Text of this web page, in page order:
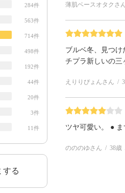
284件
563件
714件
498件
192件
44件
20件
3件
11件
する
薄肌ベースオタクさ
ブルベ冬、見つ
チプラ新しいの三
えりりぴょんさん
ツヤ可愛い。 ●
のののゆさん 38歳